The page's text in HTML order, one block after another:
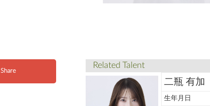
Share
Related Talent
二瓶 有加
生年月日